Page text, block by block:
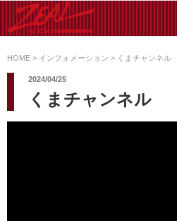
ン
ツ
ス
SUMIYAMA
た日常メンテから各種チ
ューニングまで、車に関
リーでお任せください!
HOME > インフォメーション > くまチャンネル
2024/04/25
くまチャンネル